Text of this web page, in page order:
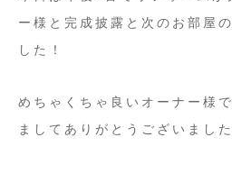
ー様と完成披露と次のお部屋
した！
めちゃくちゃ良いオーナー様
ましてありがとうございまし